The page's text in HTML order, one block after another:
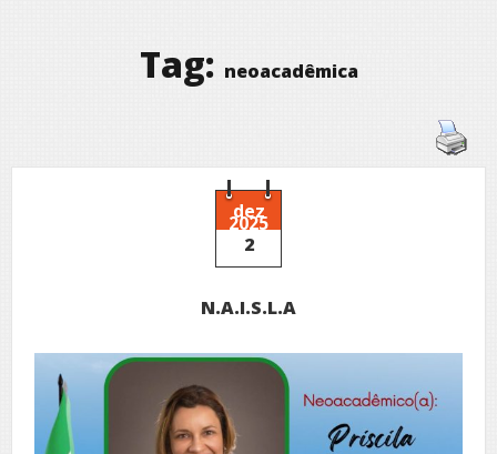
Tag: neoacadêmica
dez
2025
2
N.A.I.S.L.A